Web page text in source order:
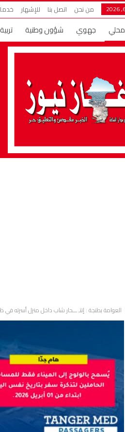
من نحن اتصل بنا للإشهار
محلي جهوي شؤون وطنية
العوامة بطنجة : إنتـ ـــحار شاب داخل منزل أسرته